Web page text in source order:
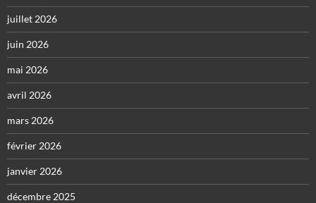
juillet 2026
juin 2026
mai 2026
avril 2026
mars 2026
février 2026
janvier 2026
décembre 2025